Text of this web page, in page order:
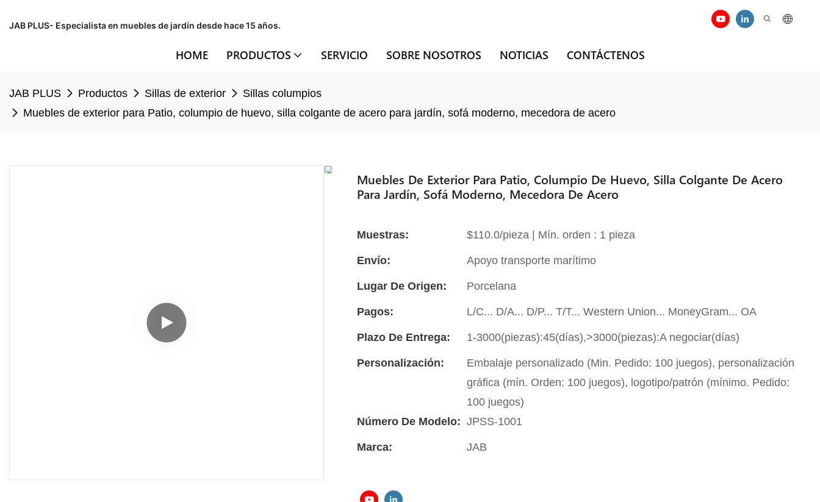
JAB PLUS- Especialista en muebles de jardín desde hace 15 años.
HOME PRODUCTOS SERVICIO SOBRE NOSOTROS NOTICIAS CONTÁCTENOS
JAB PLUS Productos Sillas de exterior
Sillas columpios
Muebles de exterior para Patio, columpio de huevo, silla colgante de acero para jardín, sofá moderno, mecedora de acero
Muebles De Exterior Para Patio, Columpio De Huevo, Silla Colgante De Acero
Para Jardín, Sofá Moderno, Mecedora De Acero
Muestras: $110.0/pieza | Mín. orden : 1 pieza
Envío: Apoyo transporte marítimo
Lugar De Origen: Porcelana
Pagos: L/C... D/A... D/P... T/T... Western Union... MoneyGram... OA
Plazo De Entrega: 1-3000(piezas):45(días),>3000(piezas):A negociar(días)
Personalización:
Embalaje personalizado (Min. Pedido: 100 juegos), personalización
gráfica (mín. Orden: 100 juegos), logotipo/patrón (mínimo. Pedido:
100 juegos)
Número De Modelo: JPSS-1001
Marca: JAB